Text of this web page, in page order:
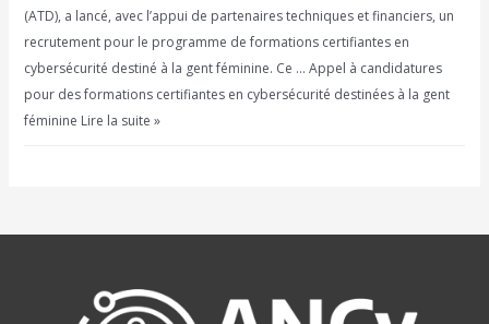
(ATD), a lancé, avec l’appui de partenaires techniques et financiers, un
recrutement pour le programme de formations certifiantes en
cybersécurité destiné à la gent féminine. Ce … Appel à candidatures
pour des formations certifiantes en cybersécurité destinées à la gent
féminine Lire la suite »